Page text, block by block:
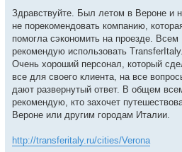
о
б
е
н
е
Здравствуйте. Был летом в Вероне и
не порекомендовать компанию,
помогла сэкономить на проезде. Всем
рекомендую использовать TransferItaly.
Очень хороший персонал, который
все для своего клиента, на все
дают развернутый ответ. В общем
рекомендую, кто захочет
Вероне или другим городам Италии.
http://transferitaly.ru/cities/Verona